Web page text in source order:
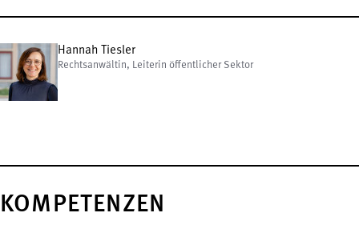
Hannah Tiesler
Rechtsanwältin, Leiterin öffentlicher Sektor
KOMPETENZEN